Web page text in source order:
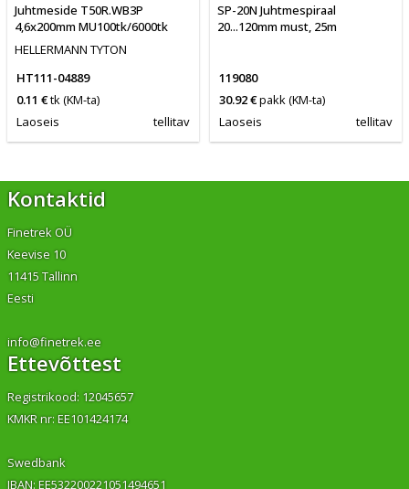
Juhtmeside T50R.WB3P
4,6x200mm MU100tk/6000tk
HELLERMANN TYTON
HT111-04889
0.11 €tk(KM-ta)
Laoseis
tellitav
SP-20N Juhtmespiraal
20...120mm must, 25m
119080
30.92 €pakk(KM-ta)
Laoseis
tellitav
Kontaktid
Finetrek OÜ
Keevise 10
11415 Tallinn
Eesti
info@finetrek.ee
Ettevõttest
Registrikood: 12045657
KMKR nr: EE101424174
Swedbank
IBAN: EE532200221051494651